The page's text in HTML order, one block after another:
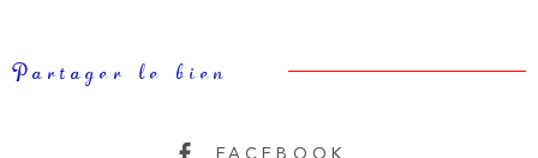
Partager le bien
FACEBOOK